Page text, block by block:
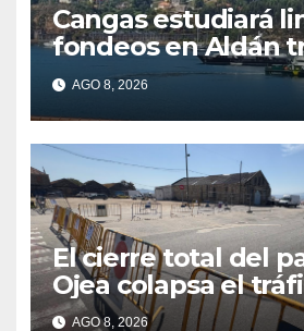
Cangas estudiará
fondeos en Aldán
últimos episodios
contaminación en O
AGO 8, 2026
El cierre total del
Ojea colapsa el
Cangas
AGO 8, 2026